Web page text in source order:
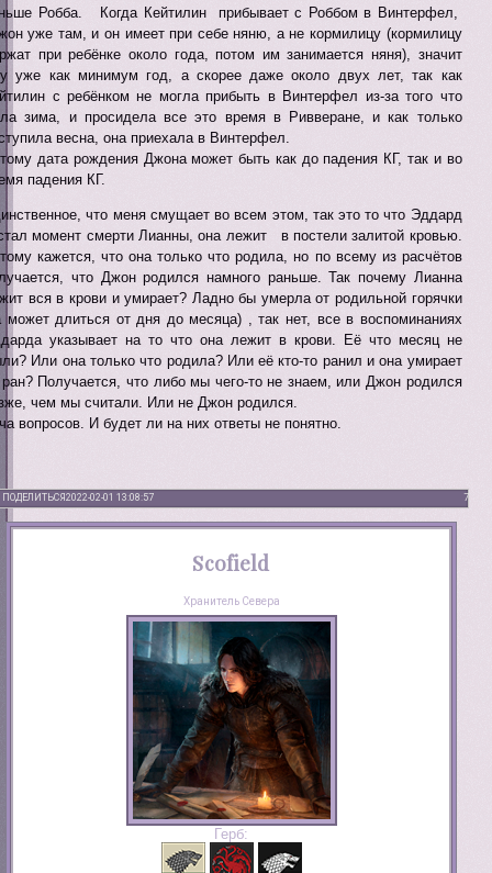
Робба. Когда Кейтилин прибывает с Роббом в Винтерфел,
уже там, и он имеет при себе няню, а не кормилицу (кормилицу
при ребёнке около года, потом им занимается няня), значит
уже как минимум год, а скорее даже около двух лет, так как
с ребёнком не могла прибыть в Винтерфел из-за того что
зима, и просидела все это время в Ривверане, и как только
весна, она приехала в Винтерфел.
дата рождения Джона может быть как до падения КГ, так и во
падения КГ.
что меня смущает во всем этом, так это то что Эддард
момент смерти Лианны, она лежит в постели залитой кровью.
кажется, что она только что родила, но по всему из расчётов
что Джон родился намного раньше. Так почему Лианна
вся в крови и умирает? Ладно бы умерла от родильной горячки
может длиться от дня до месяца) , так нет, все в воспоминаниях
указывает на то что она лежит в крови. Её что месяц не
Или она только что родила? Или её кто-то ранил и она умирает
ран? Получается, что либо мы чего-то не знаем, или Джон родился
чем мы считали. Или не Джон родился.
вопросов. И будет ли на них ответы не понятно.
ПОДЕЛИТЬСЯ 7
2022-02-01 13:08:57
Scofield
Хранитель Севера
Герб: